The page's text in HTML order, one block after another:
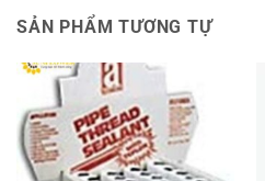
SẢN PHẨM TƯƠNG TỰ